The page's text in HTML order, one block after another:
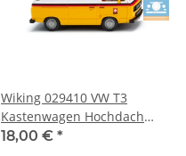
Wiking 029410 VW T3
Kastenwagen Hochdach
"PTT"
18,00 € *